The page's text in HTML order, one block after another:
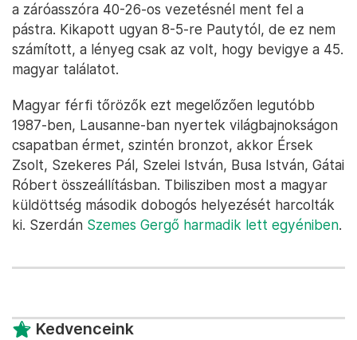
a záróasszóra 40-26-os vezetésnél ment fel a
pástra. Kikapott ugyan 8-5-re Pautytól, de ez nem
számított, a lényeg csak az volt, hogy bevigye a 45.
magyar találatot.
Magyar férfi tőrözők ezt megelőzően legutóbb
1987-ben, Lausanne-ban nyertek világbajnokságon
csapatban érmet, szintén bronzot, akkor Érsek
Zsolt, Szekeres Pál, Szelei István, Busa István, Gátai
Róbert összeállításban. Tbilisziben most a magyar
küldöttség második dobogós helyezését harcolták
ki. Szerdán Szemes Gergő harmadik lett egyéniben.
Kedvenceink